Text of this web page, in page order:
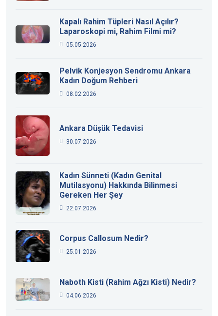
Kapalı Rahim Tüpleri Nasıl Açılır?
Laparoskopi mi, Rahim Filmi mi?
05.05.2026
Pelvik Konjesyon Sendromu Ankara
Kadın Doğum Rehberi
08.02.2026
Ankara Düşük Tedavisi
30.07.2026
Kadın Sünneti (Kadın Genital
Mutilasyonu) Hakkında Bilinmesi
Gereken Her Şey
22.07.2026
Corpus Callosum Nedir?
25.01.2026
Naboth Kisti (Rahim Ağzı Kisti) Nedir?
04.06.2026